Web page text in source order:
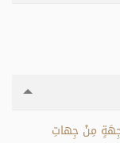
لِجِهَةٍ مِنْ جِهاتِ